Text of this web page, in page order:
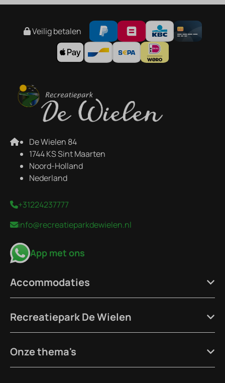
Veilig betalen
De Wielen 84
1744 KS Sint Maarten
Noord-Holland
Nederland
+31224237777
info@recreatieparkdewielen.nl
App met ons
Accommodaties
Recreatiepark De Wielen
Onze thema's